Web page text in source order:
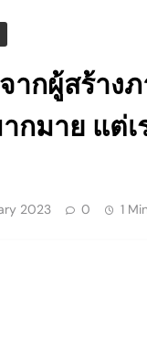
ากผู้สร้าง
กมาย แต่
2023 0 1